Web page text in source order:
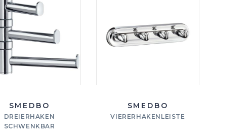
SMEDBO
DREIERHAKEN
SCHWENKBAR
SMEDBO
VIERERHAKENLEISTE